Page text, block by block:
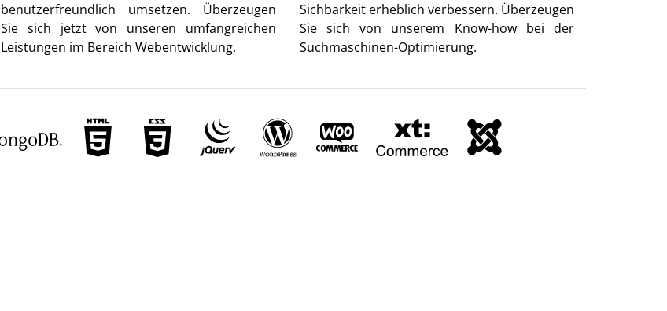
benutzerfreundlich umsetzen. Überzeugen
Sie sich jetzt von unseren umfangreichen
Leistungen im Bereich Webentwicklung.
Sichbarkeit erheblich verbessern. Überzeugen
Sie sich von unserem Know-how bei der
Suchmaschinen-Optimierung.